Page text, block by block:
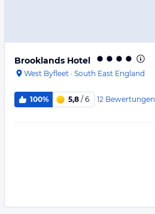
Brooklands Hotel
West Byfleet · South East England
100% 5,8 / 6 12 Bewertungen